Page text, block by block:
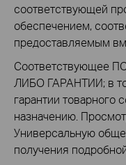
соответствующей
обеспечением,
предоставляемым
Соответствующее
ЛИБО ГАРАНТИИ; в
гарантии товарного
назначению.
Универсальную
получения